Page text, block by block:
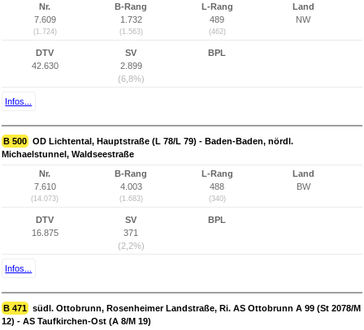
Nr.
7.609
(1.724)
B-Rang
1.732
(1.563)
L-Rang
489
(462)
Land
NW
DTV
42.630
SV
2.899
(6,8%)
BPL
Infos...
B 500 OD Lichtental, Hauptstraße (L 78/L 79) - Baden-Baden, nördl.
Michaelstunnel, Waldseestraße
Nr.
7.610
(14.073)
B-Rang
4.003
(1.683)
L-Rang
488
(340)
Land
BW
DTV
16.875
SV
371
(2,2%)
BPL
Infos...
B 471 südl. Ottobrunn, Rosenheimer Landstraße, Ri. AS Ottobrunn A 99 (St 2078/M
12) - AS Taufkirchen-Ost (A 8/M 19)